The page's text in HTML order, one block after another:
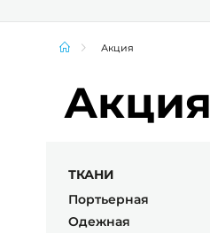
Акция
Акция
ТКАНИ
Портьерная
Одежная